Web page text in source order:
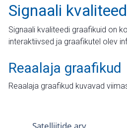
Signaali
Signaali kvaliteedi graafikuid on
interaktiivsed ja graafikutel olev
Reaalaja graafikud
Reaalaja graafikud kuvavad